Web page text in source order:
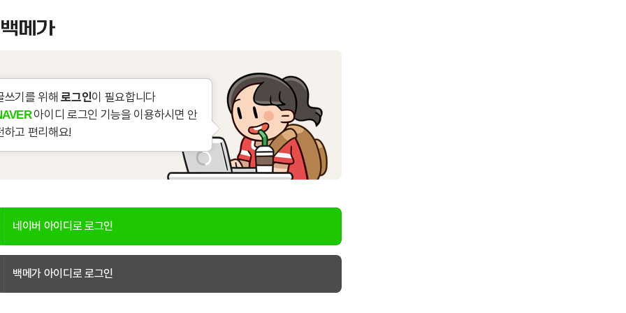
쓰기를 위해로그인이 필요합니다
아이디 로그인 기능을 이용하시면 안
하고 편리해요!
네이버 아이디로 로그인
백메가 아이디로 로그인